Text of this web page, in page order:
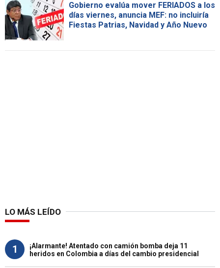
Gobierno evalúa mover FERIADOS a los
días viernes, anuncia MEF: no incluiría
Fiestas Patrias, Navidad y Año Nuevo
LO MÁS LEÍDO
1
¡Alarmante! Atentado con camión bomba deja 11
heridos en Colombia a días del cambio presidencial